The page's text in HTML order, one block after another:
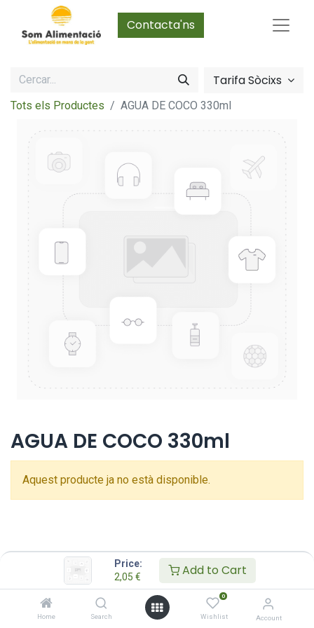
Price:
2,05 € Add to Cart
Home Search
0
Wishlist Account
Contacta'ns
Tarifa Sòcixs
Tots els Productes AGUA DE COCO 330ml
AGUA DE COCO 330ml
Aquest producte ja no està disponible.